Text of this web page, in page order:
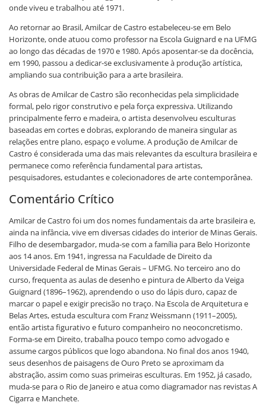
onde viveu e trabalhou até 1971.
Ao retornar ao Brasil, Amilcar de Castro estabeleceu-se em Belo
Horizonte, onde atuou como professor na Escola Guignard e na UFMG
ao longo das décadas de 1970 e 1980. Após aposentar-se da docência,
em 1990, passou a dedicar-se exclusivamente à produção artística,
ampliando sua contribuição para a arte brasileira.
As obras de Amilcar de Castro são reconhecidas pela simplicidade
formal, pelo rigor construtivo e pela força expressiva. Utilizando
principalmente ferro e madeira, o artista desenvolveu esculturas
baseadas em cortes e dobras, explorando de maneira singular as
relações entre plano, espaço e volume. A produção de Amilcar de
Castro é considerada uma das mais relevantes da escultura brasileira e
permanece como referência fundamental para artistas,
pesquisadores, estudantes e colecionadores de arte contemporânea.
Comentário Crítico
Amilcar de Castro foi um dos nomes fundamentais da arte brasileira e,
ainda na infância, vive em diversas cidades do interior de Minas Gerais.
Filho de desembargador, muda-se com a família para Belo Horizonte
aos 14 anos. Em 1941, ingressa na Faculdade de Direito da
Universidade Federal de Minas Gerais – UFMG. No terceiro ano do
curso, frequenta as aulas de desenho e pintura de Alberto da Veiga
Guignard (1896–1962), aprendendo o uso do lápis duro, capaz de
marcar o papel e exigir precisão no traço. Na Escola de Arquitetura e
Belas Artes, estuda escultura com Franz Weissmann (1911–2005),
então artista figurativo e futuro companheiro no neoconcretismo.
Forma-se em Direito, trabalha pouco tempo como advogado e
assume cargos públicos que logo abandona. No final dos anos 1940,
seus desenhos de paisagens de Ouro Preto se aproximam da
abstração, assim como suas primeiras esculturas. Em 1952, já casado,
muda-se para o Rio de Janeiro e atua como diagramador nas revistas A
Cigarra e Manchete.